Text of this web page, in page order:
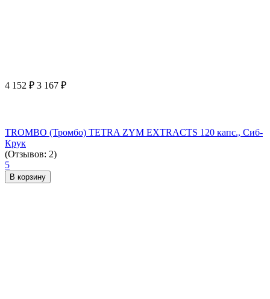
4 152 ₽ 3 167 ₽
TROMBO (Тромбо) TETRA ZYM EXTRACTS 120 капс., Сиб-
Крук
(Отзывов: 2)
5
В корзину